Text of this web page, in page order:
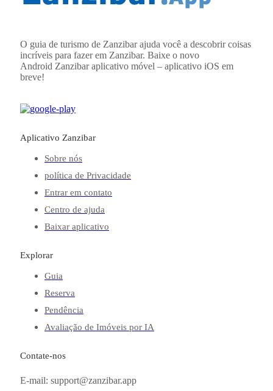
O guia de turismo de Zanzibar ajuda você a descobrir coisas
incríveis para fazer em Zanzibar. Baixe o novo
Android Zanzibaraplicativo móvel – aplicativo iOS em
breve!
Aplicativo Zanzibar
Sobre nós
política de Privacidade
Entrar em contato
Centro de ajuda
Baixar aplicativo
Explorar
Guia
Reserva
Pendência
Avaliação de Imóveis por IA
Contate-nos
E-mail: support@zanzibar.app